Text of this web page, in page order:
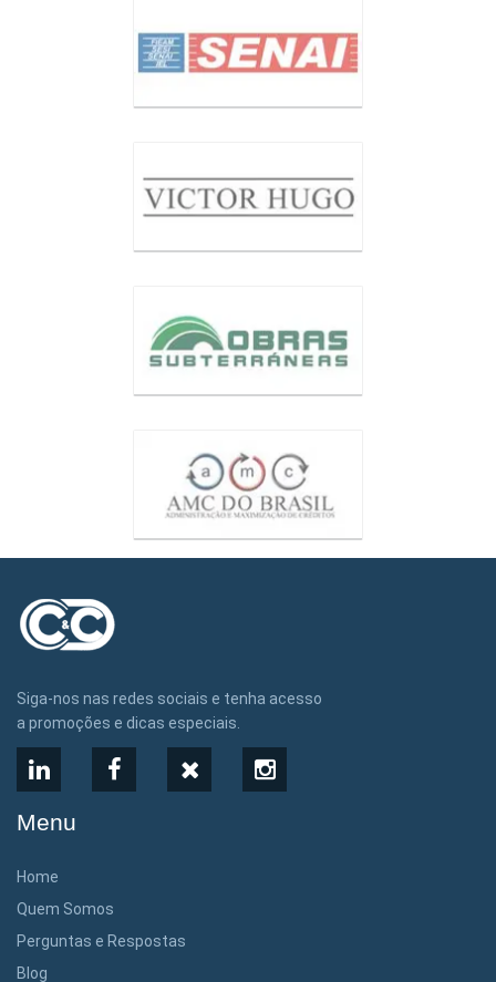
Siga-nos nas redes sociais e tenha acesso
a promoções e dicas especiais.
LinkedInFacebook Instagram
Menu
Home
Quem Somos
Perguntas e Respostas
Blog